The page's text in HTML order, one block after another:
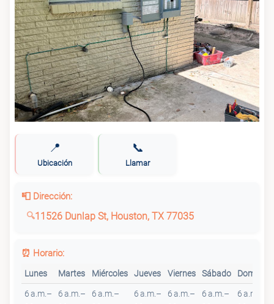
📍
Ubicación
📞
Llamar
📮 Dirección:
11526 Dunlap St, Houston, TX 77035
⏰ Horario:
Lunes Martes Miércoles Jueves Viernes Sábado Domingo
6 a.m.–
6 a.m.–
6 a.m.–
6 a.m.–
6 a.m.–
6 a.m.–
6 a.m.–